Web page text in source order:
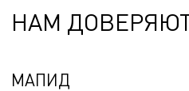
НАМ
МАПИД